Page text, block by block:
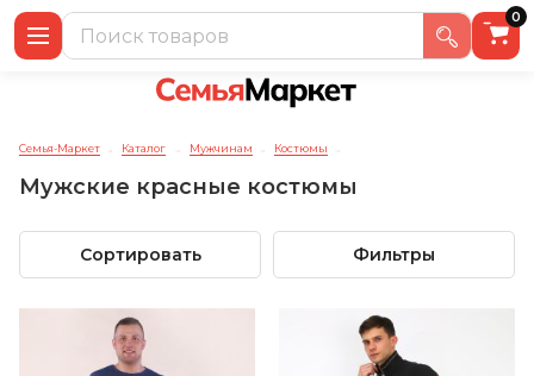
0
Семья-Маркет → Каталог → Мужчинам → Костюмы →
Мужские красные костюмы
Сортировать Фильтры